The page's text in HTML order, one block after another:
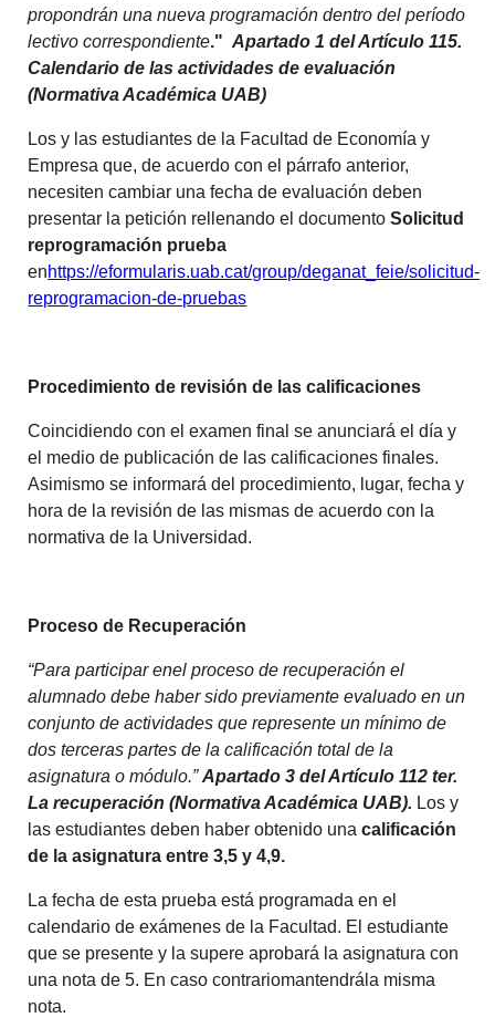
propondrán una nueva programación dentro del período
lectivo correspondiente."Apartado 1 del Artículo 115.
Calendario de las actividades de evaluación
(Normativa Académica UAB)
Los y las estudiantes de la Facultad de Economía y
Empresa que, de acuerdo con el párrafo anterior,
necesiten cambiar una fecha de evaluación deben
presentar la petición rellenando el documentoSolicitud
reprogramación prueba
enhttps://eformularis.uab.cat/group/deganat_feie/solicitud-
reprogramacion-de-pruebas
Procedimiento de revisión de las calificaciones
Coincidiendo con el examen final se anunciará el día y
el medio de publicación de las calificaciones finales.
Asimismo se informará del procedimiento, lugar, fecha y
hora de la revisión de las mismas de acuerdo con la
normativa de la Universidad.
Proceso de Recuperación
“Para participar enel proceso de recuperación el
alumnado debe haber sido previamente evaluado en un
conjunto de actividades que represente un mínimo de
dos terceras partes de la calificación total de la
asignatura o módulo.” Apartado 3 del Artículo 112 ter.
La recuperación (Normativa Académica UAB). Los y
las estudiantes deben haber obtenido unacalificación
de la asignatura entre 3,5 y 4,9.
La fecha de esta prueba está programada en el
calendario de exámenes de la Facultad. El estudiante
que se presente y la supere aprobará la asignatura con
una nota de 5. En caso contrariomantendrála misma
nota.